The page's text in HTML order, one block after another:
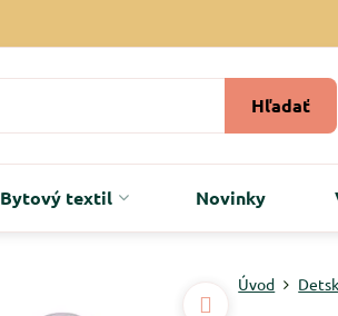
Hľadať
Bytový textil Novinky
Úvod